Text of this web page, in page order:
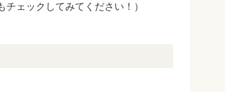
ェックしてみてください！）